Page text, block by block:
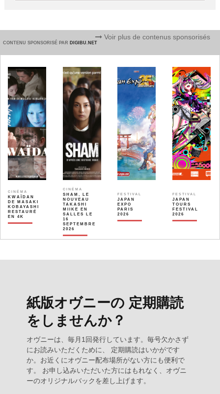
CONTENU SPONSORISÉ PAR DIGIBU.NET
Voir plus de contenus sponsorisés
CINÉMA
KWAÏDAN
DE MASAKI
KOBAYASHI
RESTAURÉ
EN 4K
CINÉMA
SHAM, LE
NOUVEAU
TAKASHI
MIIKE EN
SALLES LE
16
SEPTEMBRE
2026
FESTIVAL
JAPAN
EXPO
PARIS
2026
FESTIVAL
JAPAN
TOURS
FESTIVAL
2026
紙版オヴニーの 定期購読
をしませんか？
オヴニーは、毎月1回発行しています。毎号欠かさず
にお読みいただくために、 定期購読はいかがです
か。お近くにオヴニー配布場所がない方にも便利で
す。 お申し込みいただいた方にはもれなく、オヴニ
ーのオリジナルバックを差し上げます。